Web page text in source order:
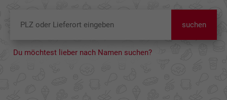
suchen
Du möchtest lieber nach Namen suchen?